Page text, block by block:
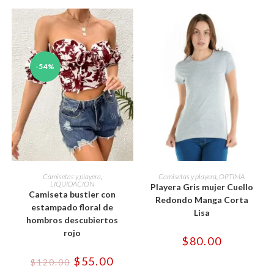
-54%
SELECCIONAR OPCIONES
Este
producto
tiene
múltiples
variantes.
Las
opciones
se
pueden
la
página
Camisetas y playera,
LIQUIDACION
Camiseta bustier con
estampado floral de
hombros descubiertos
rojo
$120.00 El
precio
$55.00
SELECCIONAR OPCIONES
Este
producto
tiene
múltiples
variantes.
Las
opciones
elegir
Camisetas y playera, OPTIMA
Playera Gris mujer Cuello
Redondo Manga Corta
Lisa
$80.00